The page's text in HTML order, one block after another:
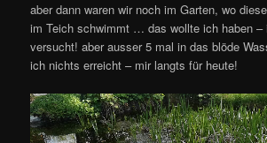
aber dann waren wir noch im Garten, wo
im Teich schwimmt … das wollte ich haben –
versucht! aber ausser 5 mal in das blöde
ich nichts erreicht – mir langts für heute!
Video-
Player